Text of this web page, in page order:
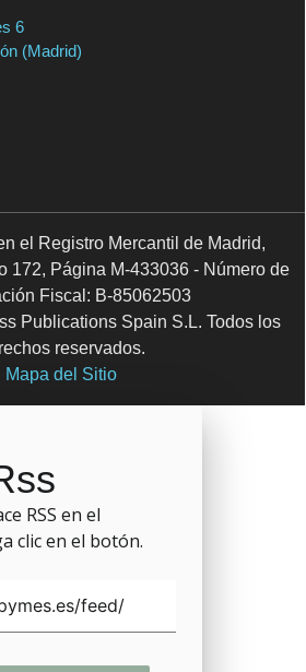
6
(Madrid)
el Registro Mercantil de Madrid,
172, Página M-433036 - Número de
Fiscal: B-85062503
Publications Spain S.L. Todos los
reservados.
Mapa del Sitio
RSS en el
clic en el botón.